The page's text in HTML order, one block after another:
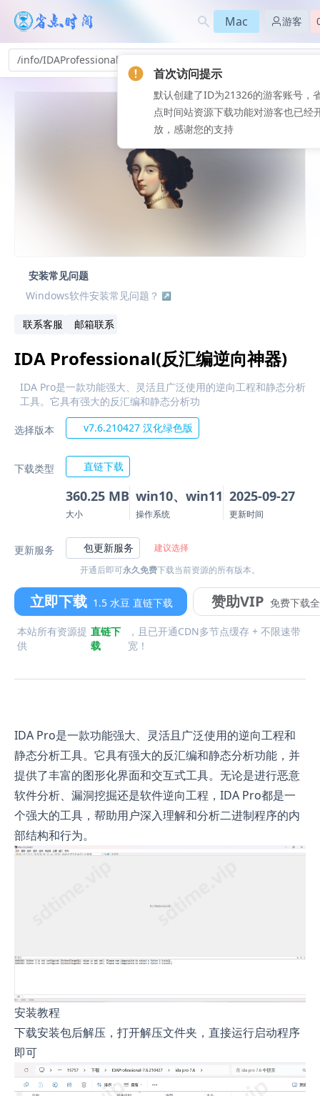
Mac 游客
/info/IDAProfessional-sd_494
安装常见问题
Windows软件安装常见问题？
联系客服 邮箱联系
IDA Professional(反汇编逆向神器)
IDA Pro是一款功能强大、灵活且广泛使用的逆向工程和静态分析
工具。它具有强大的反汇编和静态分析功
选择版本 v7.6.210427 汉化绿色版
下载类型 直链下载
360.25 MB
大小
win10、win11
操作系统
2025-09-27
更新时间
更新服务 包更新服务
建议选择
开通后即可永久免费下载当前资源的所有版本。
立即下载 1.5 水豆 直链下载 赞助VIP 免费下载
本站所有资源提
供
直链下
载
，且已开通CDN多节点缓存 + 不限速带
宽！
IDA Pro是一款功能强大、灵活且广泛使用的逆向工程和
静态分析工具。它具有强大的反汇编和静态分析功能，并
提供了丰富的图形化界面和交互式工具。无论是进行恶意
软件分析、漏洞挖掘还是软件逆向工程，IDA Pro都是一
个强大的工具，帮助用户深入理解和分析二进制程序的内
部结构和行为。
安装教程
下载安装包后解压，打开解压文件夹，直接运行启动程序
即可
首次访问提示
默认创建了ID为21326的游客账号，
点时间站资源下载功能对游客也已经
放，感谢您的支持